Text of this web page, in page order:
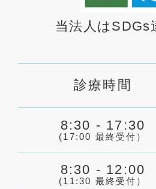
当法人は
診療時間
8:30 - 17:30
(17:00 最終受付）
8:30 - 12:00
(11:30 最終受付）